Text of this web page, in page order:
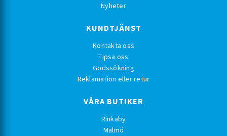
Nyheter
KUNDTJÄNST
Kontakta oss
Tipsa oss
Godssökning
Reklamation eller retur
VÅRA BUTIKER
Rinkaby
Malmö